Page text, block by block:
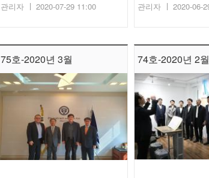
관리자 2020-07-29 11:00 관리자 2020-06-
75호-2020년 3월 74호-2020년 2월